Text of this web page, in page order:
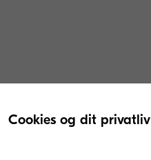
Cookies og dit privatliv